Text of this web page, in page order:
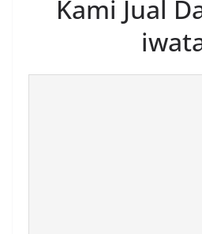
Kami Jual